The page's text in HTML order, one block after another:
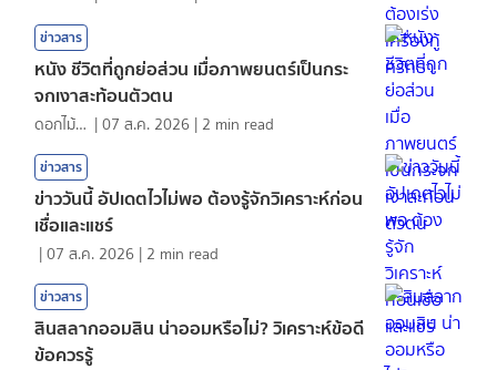
ข่าวสาร
หนัง ชีวิตที่ถูกย่อส่วน เมื่อภาพยนตร์เป็นกระ
จกเงาสะท้อนตัวตน
ดอกไม้กับสายน้ำ |07 ส.ค. 2026 | 2 min read
ข่าวสาร
ข่าววันนี้ อัปเดตไวไม่พอ ต้องรู้จักวิเคราะห์ก่อน
เชื่อและแชร์
|07 ส.ค. 2026 | 2 min read
ข่าวสาร
สินสลากออมสิน น่าออมหรือไม่? วิเคราะห์ข้อดี
ข้อควรรู้